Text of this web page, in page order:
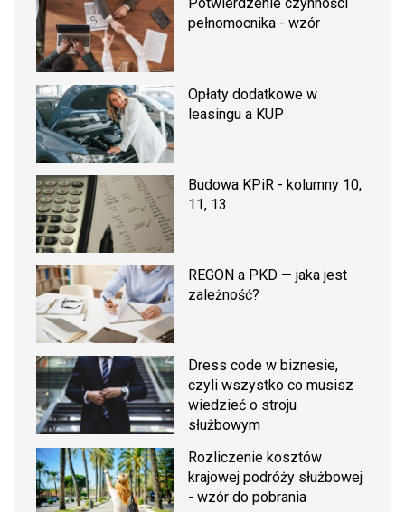
Potwierdzenie czynności
pełnomocnika - wzór
Opłaty dodatkowe w
leasingu a KUP
Budowa KPiR - kolumny 10,
11, 13
REGON a PKD — jaka jest
zależność?
Dress code w biznesie,
czyli wszystko co musisz
wiedzieć o stroju
służbowym
Rozliczenie kosztów
krajowej podróży służbowej
- wzór do pobrania